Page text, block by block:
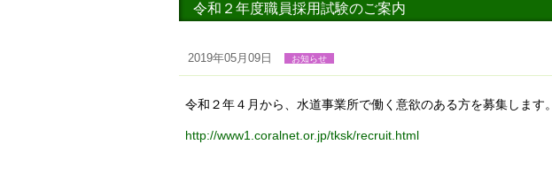
令和２年度職員採用試験のご案内
2019年05月09日 お知らせ
令和２年４月から、水道事業所で働く意欲のある方を募集します。
http://www1.coralnet.or.jp/tksk/recruit.html